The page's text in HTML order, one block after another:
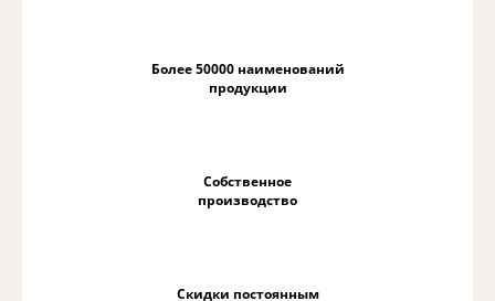
Более 50000 наименований
продукции
Собственное
производство
Скидки постоянным